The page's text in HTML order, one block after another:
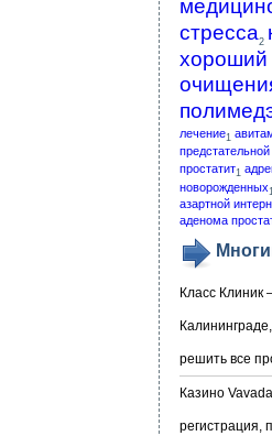
стресса2
хороший
лечение1
простатит1
новорожденных 1
азартной
аденома
Класс Клиник
решить все
Казино
регистрация,